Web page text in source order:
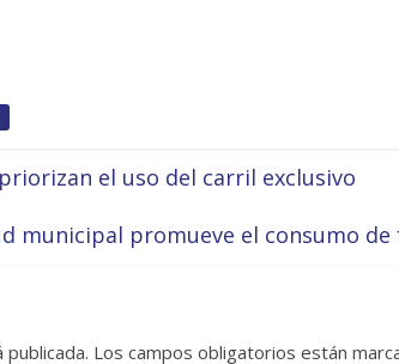
el uso del carril exclusivo
municipal promueve el consumo
Los campos obligatorios están